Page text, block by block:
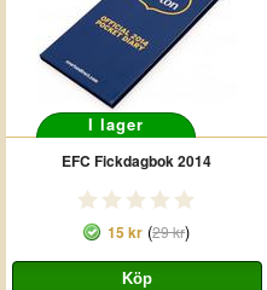
I lager
EFC Fickdagbok 2014
15 kr (29 kr)